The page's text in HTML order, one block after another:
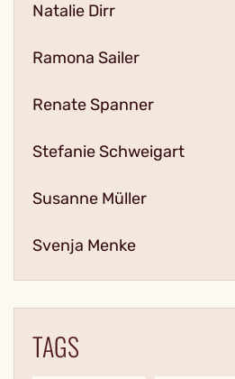
Natalie Dirr
Ramona Sailer
Renate Spanner
Stefanie Schweigart
Susanne Müller
Svenja Menke
TAGS